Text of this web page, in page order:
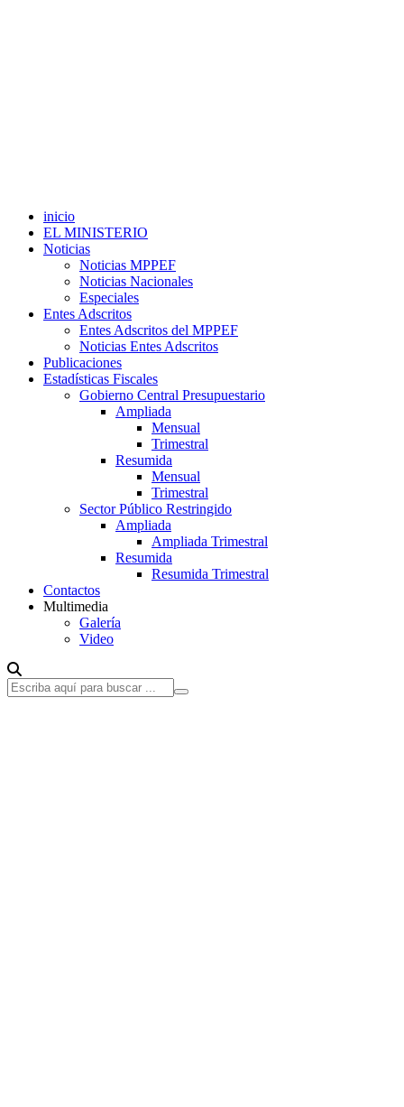
inicio
EL MINISTERIO
Noticias
Noticias MPPEF
Noticias Nacionales
Especiales
Entes Adscritos
Entes Adscritos del MPPEF
Noticias Entes Adscritos
Publicaciones
Estadísticas Fiscales
Gobierno Central Presupuestario
Ampliada
Mensual
Trimestral
Resumida
Mensual
Trimestral
Sector Público Restringido
Ampliada
Ampliada Trimestral
Resumida
Resumida Trimestral
Contactos
Multimedia
Galería
Video